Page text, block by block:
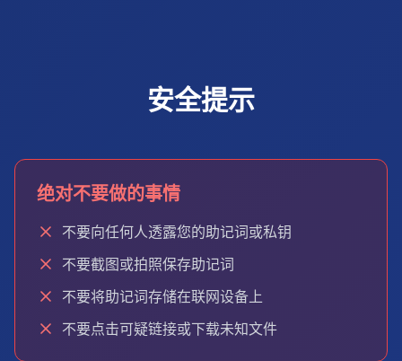
安全提示
绝对不要做的事情
不要向任何人透露您的助记词或私钥
不要截图或拍照保存助记词
不要将助记词存储在联网设备上
不要点击可疑链接或下载未知文件